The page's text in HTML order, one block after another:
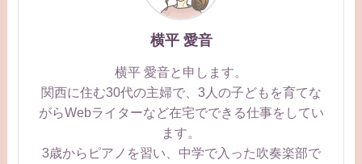
横平 愛音
横平 愛音と申します。
関西に住む30代の主婦で、3人の子どもを育てな
がらWebライターなど在宅でできる仕事をしてい
ます。
3歳からピアノを習い、中学で入った吹奏楽部で